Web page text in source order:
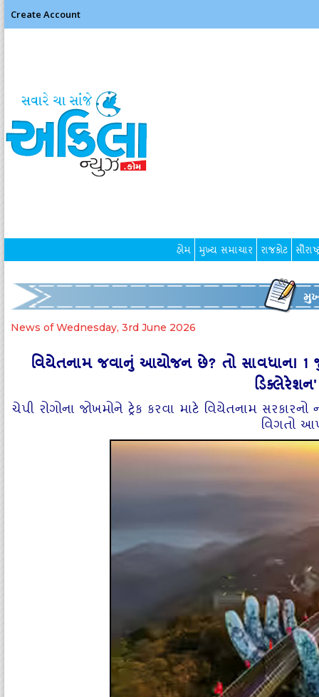
Create Account
હોમ મુખ્ય સમાચાર રાજકોટ
News of Wednesday, 3rd June 2026
વિયેતનામ જવાનું આયોજન છે? તો સાવધાન! 1
ચેપી રોગોના જોખમોને ટ્રેક કરવા માટે વિયેતનામ
વિગતો